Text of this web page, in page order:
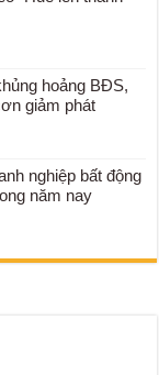
hoảng BĐS,
giảm phát
nghiệp bất động
năm nay